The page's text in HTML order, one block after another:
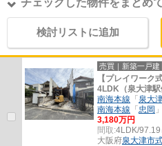
チェックした物件をまとめ
検討リストに追加
売買｜新築一戸建
【プレイワーク
4LDK（泉大津駅
南海本線 「 泉大
南海本線 「 忠岡
3,180万円
間取:4LDK/97.19
大阪府泉大津市